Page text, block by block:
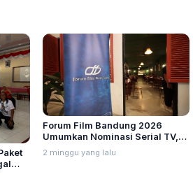
Forum Film Bandung 2026
Umumkan Nominasi Serial TV,
Web Hingga Pemeran Utama
Terpuji
2 minggu yang lalu